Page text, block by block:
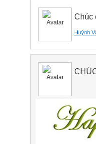
Chúc
Huỳnh